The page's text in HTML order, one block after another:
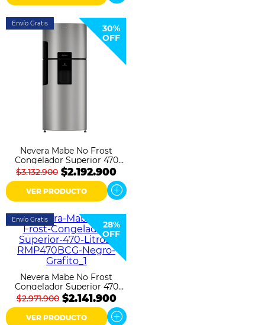
Envío Gratis
30%
OFF
Nevera Mabe No Frost
Congelador Superior 470
Litros RMP470YCU Inox
$3.132.900 $2.192.900
VER PRODUCTO
Envío Gratis
28%
OFF
Nevera Mabe No Frost
Congelador Superior 470
Litros RMP470BCG Negro
Grafito
$2.971.900 $2.141.900
VER PRODUCTO